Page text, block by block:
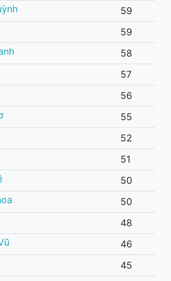
59
59
58
57
56
55
52
51
50
50
48
46
45